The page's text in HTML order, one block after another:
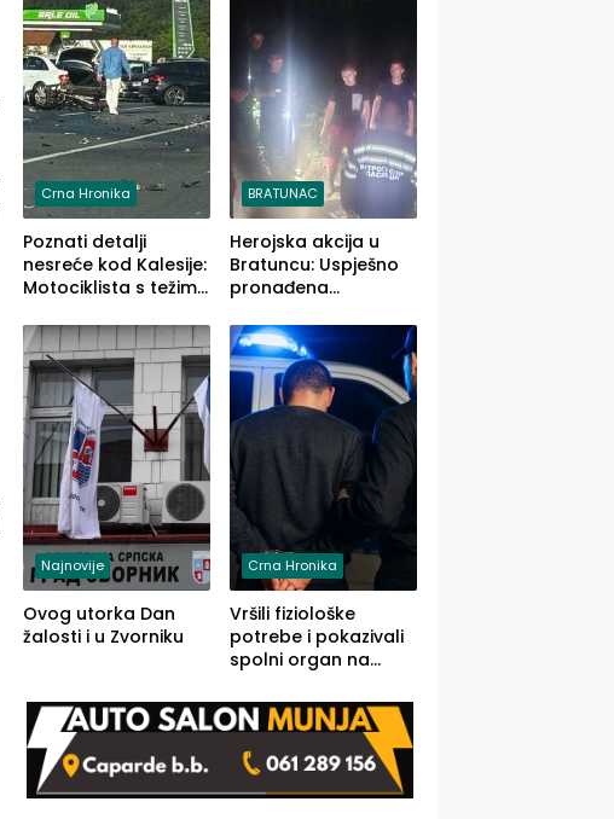
Crna Hronika
Poznati detalji
nesreće kod Kalesije:
Motociklista s težim,
lakšim povredama
BRATUNAC
Herojska akcija u
Bratuncu: Uspješno
pronađena
a Ivanka Lazić,
rodom iz Kravice.
Najnovije
Ovog utorka Dan
žalosti i u Zvorniku
Crna Hronika
Vršili fiziološke
potrebe i pokazivali
spolni organ na
uslijedile kazne